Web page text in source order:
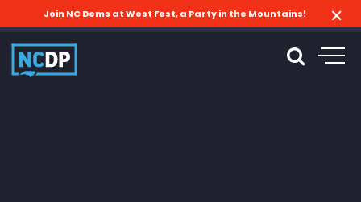
Join NC Dems at West Fest, a Party in the Mountains!